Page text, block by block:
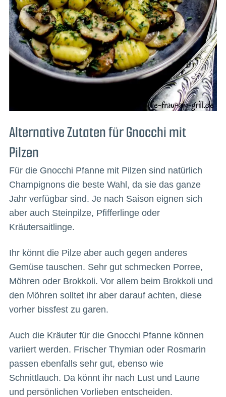
Alternative Zutaten für Gnocchi mit
Pilzen
Für die Gnocchi Pfanne mit Pilzen sind natürlich
Champignons die beste Wahl, da sie das ganze
Jahr verfügbar sind. Je nach Saison eignen sich
aber auch Steinpilze, Pfifferlinge oder
Kräutersaitlinge.
Ihr könnt die Pilze aber auch gegen anderes
Gemüse tauschen. Sehr gut schmecken Porree,
Möhren oder Brokkoli. Vor allem beim Brokkoli und
den Möhren solltet ihr aber darauf achten, diese
vorher bissfest zu garen.
Auch die Kräuter für die Gnocchi Pfanne können
variiert werden. Frischer Thymian oder Rosmarin
passen ebenfalls sehr gut, ebenso wie
Schnittlauch. Da könnt ihr nach Lust und Laune
und persönlichen Vorlieben entscheiden.